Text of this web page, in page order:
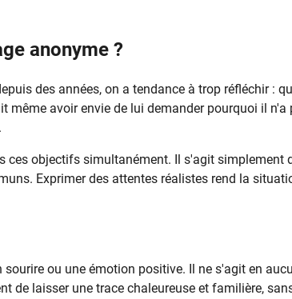
anonyme ?
des années, on a tendance à trop réfléchir :
même avoir envie de lui demander pourquoi il n'a
ces objectifs simultanément. Il s'agit simplement
Exprimer des attentes réalistes rend la
ou une émotion positive. Il ne s'agit en
de laisser une trace chaleureuse et familière,